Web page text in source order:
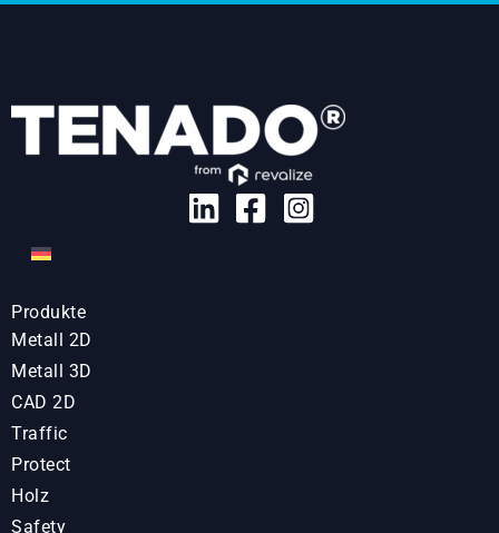
Produkte
Metall 2D
Metall 3D
CAD 2D
Traffic
Protect
Holz
Safety